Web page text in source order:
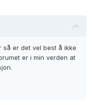
så er det vel best å ikke
er i min verden at